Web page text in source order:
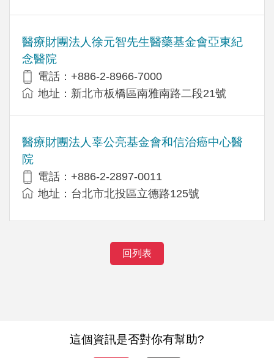
醫療財團法人徐元智先生醫藥基金會亞東紀
念醫院
電話：+886-2-8966-7000
地址：新北市板橋區南雅南路二段21號
醫療財團法人辜公亮基金會和信治癌中心醫
院
電話：+886-2-2897-0011
地址：台北市北投區立德路125號
回列表
這個資訊是否對你有幫助?